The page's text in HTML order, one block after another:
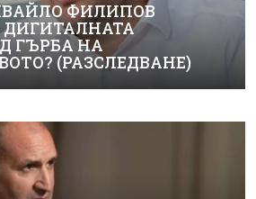
ФИЛИПОВ
ГЪРБА НА
(РАЗСЛЕДВАНЕ)